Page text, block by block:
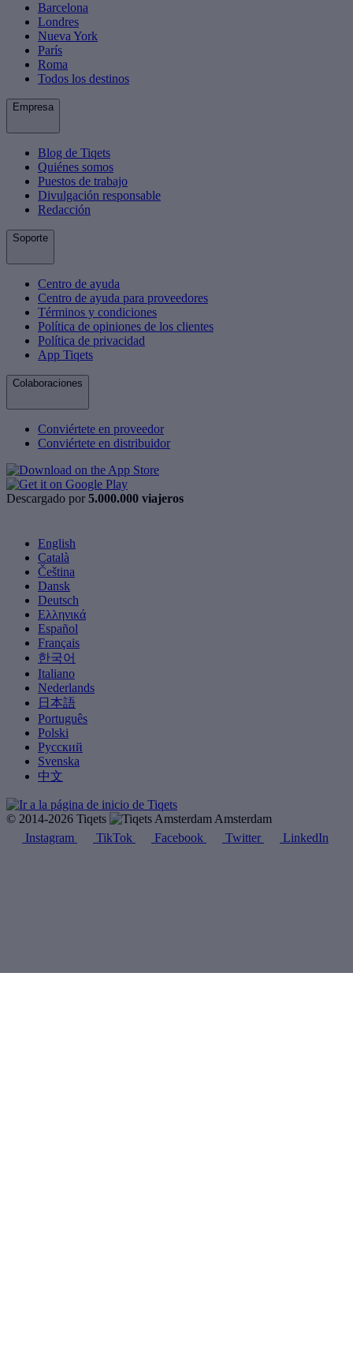
Barcelona
Londres
Nueva York
París
Roma
Todos los destinos
Empresa
Blog de Tiqets
Quiénes somos
Puestos de trabajo
Divulgación responsable
Redacción
Soporte
Centro de ayuda
Centro de ayuda para proveedores
Términos y condiciones
Política de opiniones de los clientes
Política de privacidad
App Tiqets
Colaboraciones
Conviértete en proveedor
Conviértete en distribuidor
Descargado por 5.000.000 viajeros
English
Català
Čeština
Dansk
Deutsch
Ελληνικά
Español
Français
한국어
Italiano
Nederlands
日本語
Português
Polski
Русский
Svenska
中文
© 2014-2026 Tiqets
Amsterdam
Instagram
TikTok Facebook Twitter LinkedIn